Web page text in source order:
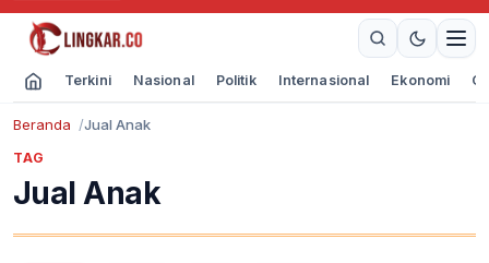
Terkini Nasional Politik Internasional Ekonomi
Beranda Jual Anak
TAG
Jual Anak